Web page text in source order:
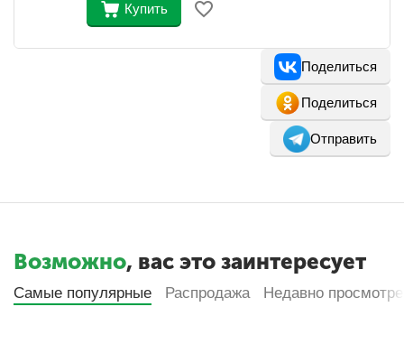
Купить
Поделиться
Поделиться
Отправить
Возможно, вас это заинтересует
Самые популярные Распродажа Недавно